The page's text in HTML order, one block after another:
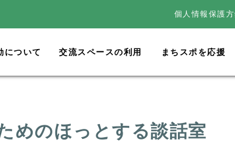
個人情報保護
について 交流スペースの利用 まちスポを応援
めのほっとする談話室